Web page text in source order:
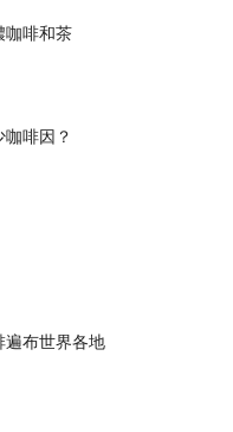
咖啡和茶
啡因？
遍布世界各地